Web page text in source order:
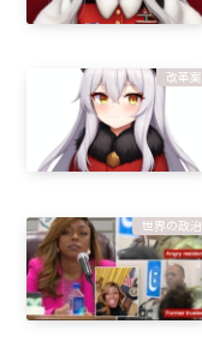
改革案
世界の政治